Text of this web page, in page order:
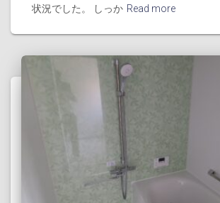
状況でした。 しっか Read more